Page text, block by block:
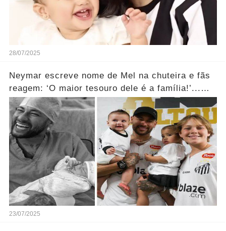
28/07/2025
Neymar escreve nome de Mel na chuteira e fãs
reagem: ‘O maior tesouro dele é a família!’...
Ver mais
23/07/2025